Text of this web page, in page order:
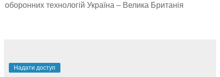
оборонних технологій Україна – Велика Британія
Надати доступ